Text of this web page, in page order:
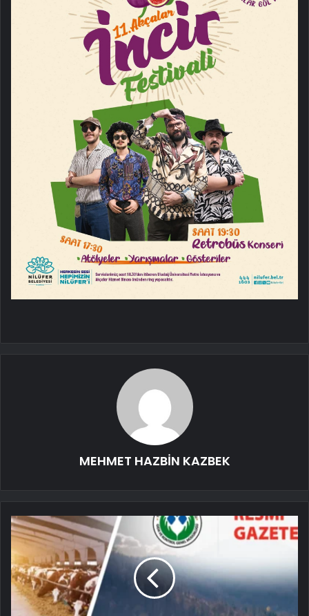
MEHMET HAZBİN KAZBEK